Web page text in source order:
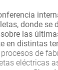
donde se
las
en distintas
de
eléctricas